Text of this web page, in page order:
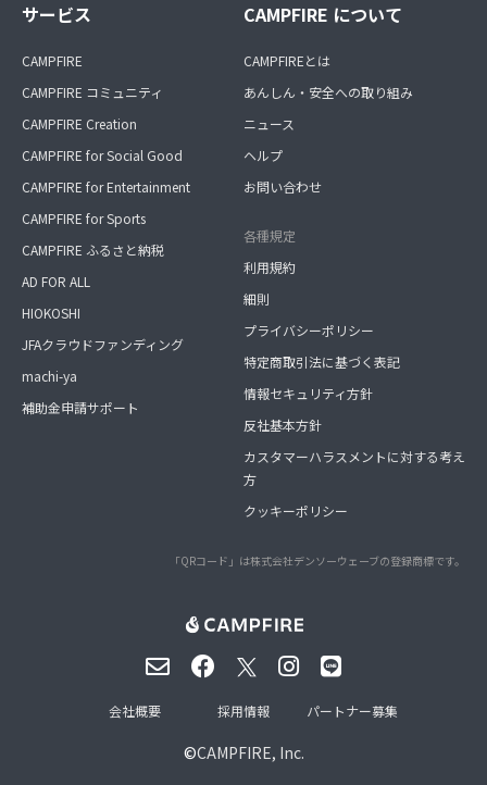
サービス
CAMPFIRE
CAMPFIRE コミュニティ
CAMPFIRE Creation
CAMPFIRE for Social Good
CAMPFIRE for Entertainment
CAMPFIRE for Sports
CAMPFIRE ふるさと納税
AD FOR ALL
HIOKOSHI
JFAクラウドファンディング
machi-ya
補助金申請サポート
CAMPFIRE について
CAMPFIREとは
あんしん・安全への取り組み
ニュース
ヘルプ
お問い合わせ
各種規定
利用規約
細則
プライバシーポリシー
特定商取引法に基づく表記
情報セキュリティ方針
反社基本方針
カスタマーハラスメントに対する考え
方
クッキーポリシー
「QRコード」は株式会社デンソーウェーブの登録商標です。
©CAMPFIRE, Inc.
会社概要 採用情報 パートナー募集